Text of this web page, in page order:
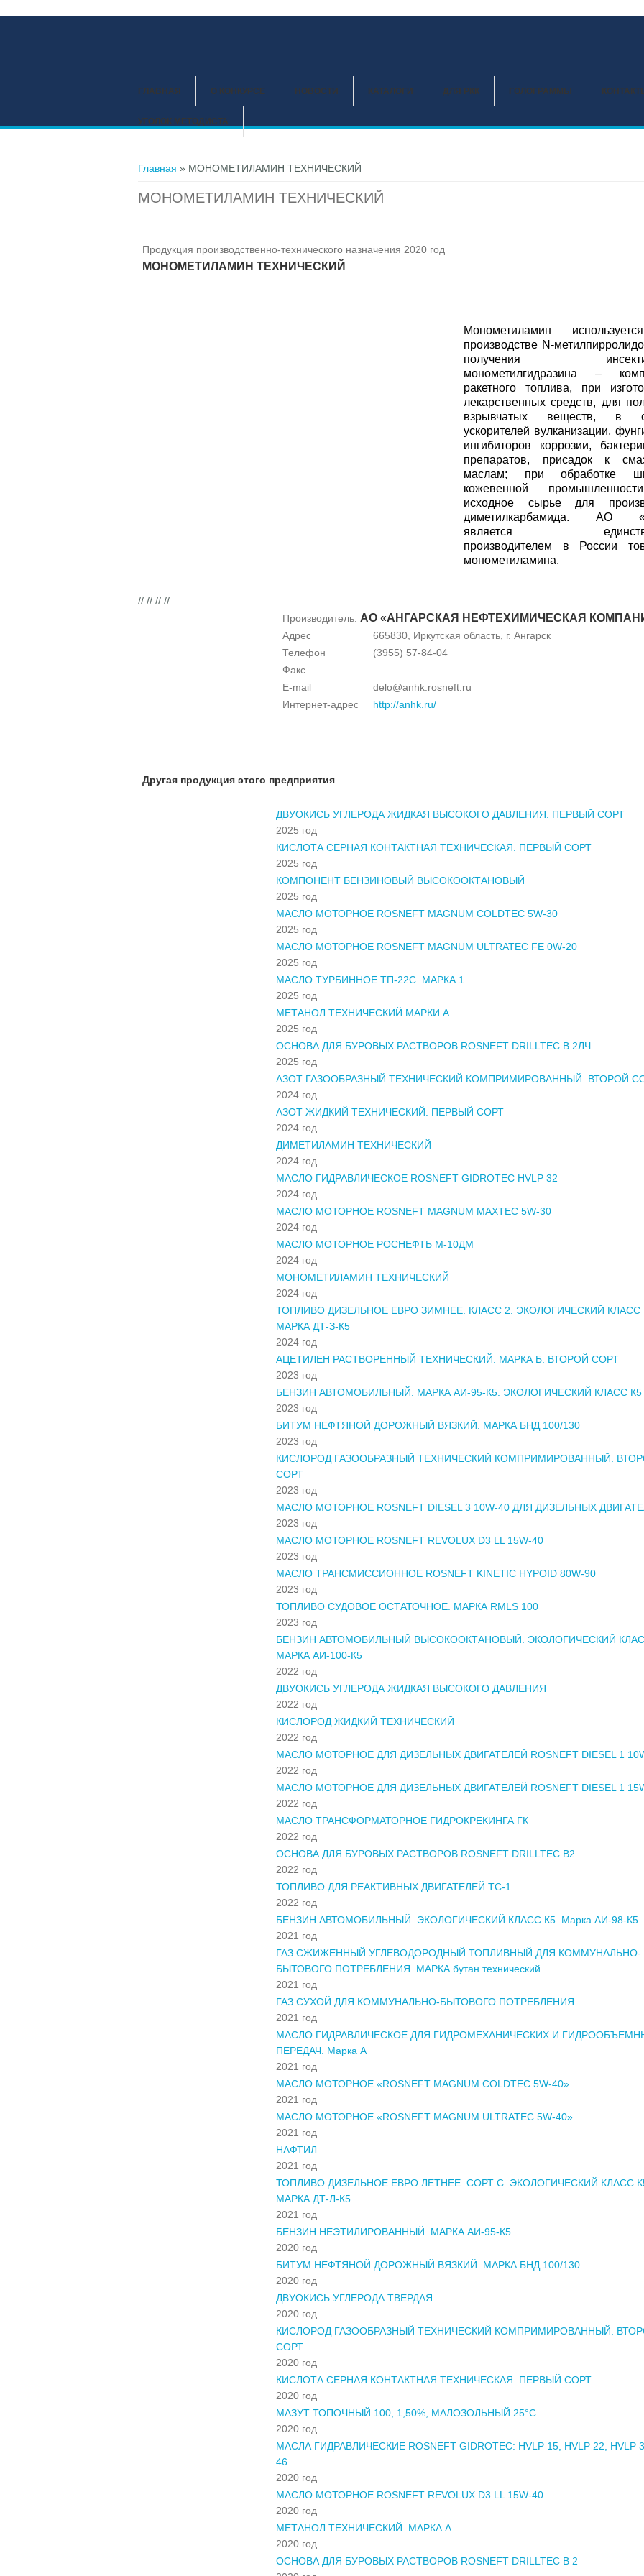
ГЛАВНАЯ О КОНКУРСЕ НОВОСТИ КАТАЛОГИ ДЛЯ РКК ГОЛОГРАММЫ
УГОЛОК МЕТОДИСТА
Вы здесь
Главная » МОНОМЕТИЛАМИН ТЕХНИЧЕСКИЙ
МОНОМЕТИЛАМИН ТЕХНИЧЕСКИЙ
Продукция производственно-технического назначения 2020 год
МОНОМЕТИЛАМИН ТЕХНИЧЕСКИЙ
Монометиламин
производстве N-
получения
монометилгидразина –
ракетного топлива, при
лекарственных средств, для
взрывчатых веществ, в
ускорителей вулканизации,
ингибиторов коррозии,
препаратов, присадок к
маслам; при обработке
кожевенной
исходное сырье для
диметилкарбамида. АО
является
производителем в России
монометиламина.
// // // //
Производитель: АО «АНГАРСКАЯ НЕФТЕХИМИЧЕСКАЯ
Адрес
665830, Иркутская область, г. Ангарск
Телефон
(3955) 57-84-04
Факс
E-mail
delo@anhk.rosneft.ru
Интернет-адрес
http://anhk.ru/
Другая продукция этого предприятия
ДВУОКИСЬ УГЛЕРОДА ЖИДКАЯ ВЫСОКОГО ДАВЛЕНИЯ. ПЕРВЫЙ СОРТ
2025 год
КИСЛОТА СЕРНАЯ КОНТАКТНАЯ ТЕХНИЧЕСКАЯ. ПЕРВЫЙ СОРТ
2025 год
КОМПОНЕНТ БЕНЗИНОВЫЙ ВЫСОКООКТАНОВЫЙ
2025 год
МАСЛО МОТОРНОЕ ROSNEFT MAGNUM COLDTEC 5W-30
2025 год
МАСЛО МОТОРНОЕ ROSNEFT MAGNUM ULTRATEC FE 0W-20
2025 год
МАСЛО ТУРБИННОЕ ТП-22С. МАРКА 1
2025 год
МЕТАНОЛ ТЕХНИЧЕСКИЙ МАРКИ А
2025 год
ОСНОВА ДЛЯ БУРОВЫХ РАСТВОРОВ ROSNEFT DRILLTEC В 2ЛЧ
2025 год
АЗОТ ГАЗООБРАЗНЫЙ ТЕХНИЧЕСКИЙ КОМПРИМИРОВАННЫЙ. ВТОРОЙ
2024 год
АЗОТ ЖИДКИЙ ТЕХНИЧЕСКИЙ. ПЕРВЫЙ СОРТ
2024 год
ДИМЕТИЛАМИН ТЕХНИЧЕСКИЙ
2024 год
МАСЛО ГИДРАВЛИЧЕСКОЕ ROSNEFT GIDROTEC HVLP 32
2024 год
МАСЛО МОТОРНОЕ ROSNEFT MAGNUM MAXTEC 5W-30
2024 год
МАСЛО МОТОРНОЕ РОСНЕФТЬ М-10ДМ
2024 год
МОНОМЕТИЛАМИН ТЕХНИЧЕСКИЙ
2024 год
ТОПЛИВО ДИЗЕЛЬНОЕ ЕВРО ЗИМНЕЕ. КЛАСС 2. ЭКОЛОГИЧЕСКИЙ КЛАСС
МАРКА ДТ-З-К5
2024 год
АЦЕТИЛЕН РАСТВОРЕННЫЙ ТЕХНИЧЕСКИЙ. МАРКА Б. ВТОРОЙ СОРТ
2023 год
БЕНЗИН АВТОМОБИЛЬНЫЙ. МАРКА АИ-95-К5. ЭКОЛОГИЧЕСКИЙ КЛАСС К5
2023 год
БИТУМ НЕФТЯНОЙ ДОРОЖНЫЙ ВЯЗКИЙ. МАРКА БНД 100/130
2023 год
КИСЛОРОД ГАЗООБРАЗНЫЙ ТЕХНИЧЕСКИЙ КОМПРИМИРОВАННЫЙ.
СОРТ
2023 год
МАСЛО МОТОРНОЕ ROSNEFT DIESEL 3 10W-40 ДЛЯ ДИЗЕЛЬНЫХ
2023 год
МАСЛО МОТОРНОЕ ROSNEFT REVOLUX D3 LL 15W-40
2023 год
МАСЛО ТРАНСМИССИОННОЕ ROSNEFT KINETIC HYPOID 80W-90
2023 год
ТОПЛИВО СУДОВОЕ ОСТАТОЧНОЕ. МАРКА RMLS 100
2023 год
БЕНЗИН АВТОМОБИЛЬНЫЙ ВЫСОКООКТАНОВЫЙ. ЭКОЛОГИЧЕСКИЙ
МАРКА АИ-100-К5
2022 год
ДВУОКИСЬ УГЛЕРОДА ЖИДКАЯ ВЫСОКОГО ДАВЛЕНИЯ
2022 год
КИСЛОРОД ЖИДКИЙ ТЕХНИЧЕСКИЙ
2022 год
МАСЛО МОТОРНОЕ ДЛЯ ДИЗЕЛЬНЫХ ДВИГАТЕЛЕЙ ROSNEFT DIESEL 1
2022 год
МАСЛО МОТОРНОЕ ДЛЯ ДИЗЕЛЬНЫХ ДВИГАТЕЛЕЙ ROSNEFT DIESEL 1
2022 год
МАСЛО ТРАНСФОРМАТОРНОЕ ГИДРОКРЕКИНГА ГК
2022 год
ОСНОВА ДЛЯ БУРОВЫХ РАСТВОРОВ ROSNEFT DRILLTEC B2
2022 год
ТОПЛИВО ДЛЯ РЕАКТИВНЫХ ДВИГАТЕЛЕЙ ТС-1
2022 год
БЕНЗИН АВТОМОБИЛЬНЫЙ. ЭКОЛОГИЧЕСКИЙ КЛАСС К5. Марка АИ-98-К5
2021 год
ГАЗ СЖИЖЕННЫЙ УГЛЕВОДОРОДНЫЙ ТОПЛИВНЫЙ ДЛЯ КОММУНАЛЬНО-
БЫТОВОГО ПОТРЕБЛЕНИЯ. МАРКА бутан технический
2021 год
ГАЗ СУХОЙ ДЛЯ КОММУНАЛЬНО-БЫТОВОГО ПОТРЕБЛЕНИЯ
2021 год
МАСЛО ГИДРАВЛИЧЕСКОЕ ДЛЯ ГИДРОМЕХАНИЧЕСКИХ И
ПЕРЕДАЧ. Марка А
2021 год
МАСЛО МОТОРНОЕ «ROSNEFT MAGNUM COLDTEC 5W-40»
2021 год
МАСЛО МОТОРНОЕ «ROSNEFT MAGNUM ULTRATEC 5W-40»
2021 год
НАФТИЛ
2021 год
ТОПЛИВО ДИЗЕЛЬНОЕ ЕВРО ЛЕТНЕЕ. СОРТ С. ЭКОЛОГИЧЕСКИЙ КЛАСС
МАРКА ДТ-Л-К5
2021 год
БЕНЗИН НЕЭТИЛИРОВАННЫЙ. МАРКА АИ-95-К5
2020 год
БИТУМ НЕФТЯНОЙ ДОРОЖНЫЙ ВЯЗКИЙ. МАРКА БНД 100/130
2020 год
ДВУОКИСЬ УГЛЕРОДА ТВЕРДАЯ
2020 год
КИСЛОРОД ГАЗООБРАЗНЫЙ ТЕХНИЧЕСКИЙ КОМПРИМИРОВАННЫЙ.
СОРТ
2020 год
КИСЛОТА СЕРНАЯ КОНТАКТНАЯ ТЕХНИЧЕСКАЯ. ПЕРВЫЙ СОРТ
2020 год
МАЗУТ ТОПОЧНЫЙ 100, 1,50%, МАЛОЗОЛЬНЫЙ 25°С
2020 год
МАСЛА ГИДРАВЛИЧЕСКИЕ ROSNEFT GIDROTEC: HVLP 15, HVLP 22, HVLP
46
2020 год
МАСЛО МОТОРНОЕ ROSNEFT REVOLUX D3 LL 15W-40
2020 год
МЕТАНОЛ ТЕХНИЧЕСКИЙ. МАРКА А
2020 год
ОСНОВА ДЛЯ БУРОВЫХ РАСТВОРОВ ROSNEFT DRILLTEC B 2